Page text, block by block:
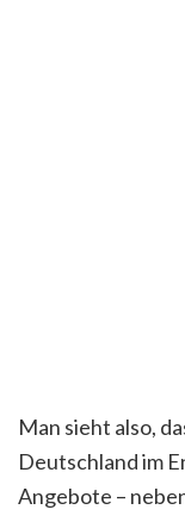
Man sieht also,
Deutschland im
Angebote –